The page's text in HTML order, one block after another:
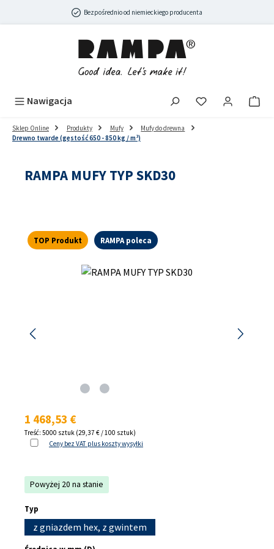
Przejdź do głównej zawartościBezpośrednio od niemieckiego producenta
Nawigacja
Sklep Online Produkty Mufy
Mufy do drewna
Drewno twarde (gęstość 650 - 850 kg / m³)
RAMPA MUFY TYP SKD30
TOP Produkt RAMPA poleca
Pomiń galerię zdjęć
Cena regularna:
1 468,53 €
Treść: 5000 sztuk (29,37 € / 100 sztuk)
Ceny bez VAT plus koszty wysyłki
Powyżej 20 na stanie
Wybierz
Typ
z gniazdem hex, z gwintem